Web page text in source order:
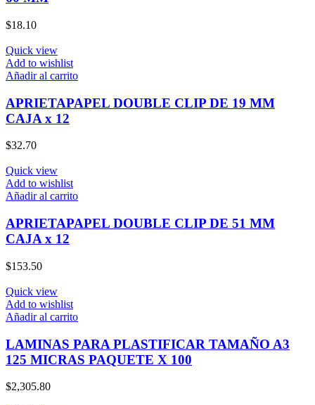
$18.10
Quick view
Add to wishlist
Añadir al carrito
APRIETAPAPEL DOUBLE CLIP DE 19 MM
CAJA x 12
$32.70
Quick view
Add to wishlist
Añadir al carrito
APRIETAPAPEL DOUBLE CLIP DE 51 MM
CAJA x 12
$153.50
Quick view
Add to wishlist
Añadir al carrito
LAMINAS PARA PLASTIFICAR TAMAÑO A3
125 MICRAS PAQUETE X 100
$2,305.80